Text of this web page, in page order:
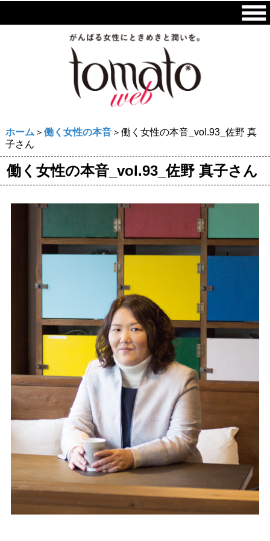
ホーム ＞ 働く女性の本音＞働く女性の本音_vol.93_佐野 真
子さん
働く女性の本音_vol.93_佐野 真子さん